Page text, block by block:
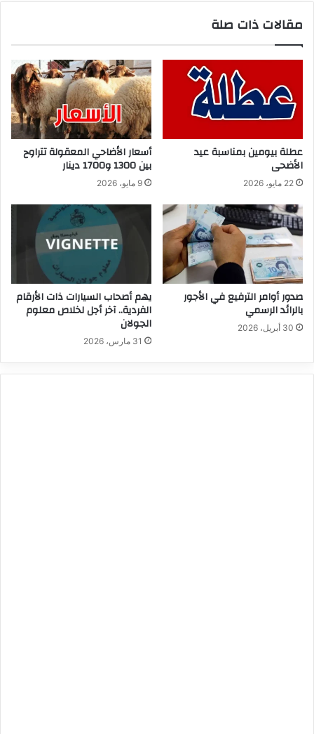
مقالات ذات صلة
عطلة بيومين بمناسبة عيد
الأضحى
22 مايو، 2026
أسعار الأضاحي المعقولة تتراوح
بين 1300 و1700 دينار
9 مايو، 2026
صدور أوامر الترفيع في الأجور
بالرائد الرسمي
30 أبريل، 2026
يهم أصحاب السيارات ذات الأرقام
الفردية.. آخر أجل لخلاص معلوم
الجولان
31 مارس، 2026